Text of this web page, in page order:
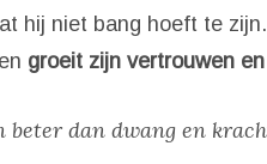
hij niet bang hoeft te
groeit zijn vertrouwen
beter dan dwang en